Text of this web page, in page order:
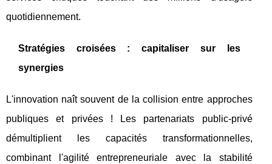
quotidiennement.
Stratégies croisées : capitaliser sur les
synergies
L'innovation naît souvent de la collision entre approches
publiques et privées ! Les partenariats public-privé
démultiplient les capacités transformationnelles,
combinant l'agilité entrepreneuriale avec la stabilité